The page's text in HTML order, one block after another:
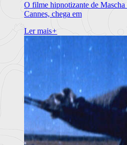
O filme hipnotizante de
Cannes, chega em
Ler mais+